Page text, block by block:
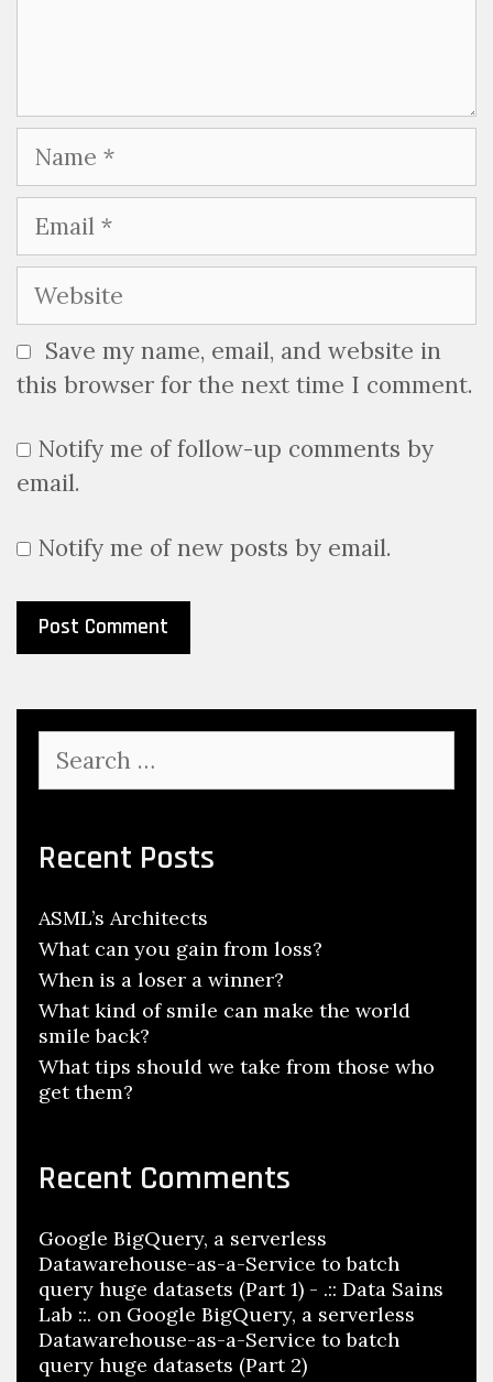
Name
Email
Website
Save my name, email, and website in
this browser for the next time I comment.
Notify me of follow-up comments by
email.
Notify me of new posts by email.
for:
Recent Posts
ASML’s Architects
What can you gain from loss?
When is a loser a winner?
What kind of smile can make the world
smile back?
What tips should we take from those who
get them?
Recent Comments
Google BigQuery, a serverless
Datawarehouse-as-a-Service to batch
query huge datasets (Part 1) - .:: Data Sains
Lab ::. on Google BigQuery, a serverless
Datawarehouse-as-a-Service to batch
query huge datasets (Part 2)